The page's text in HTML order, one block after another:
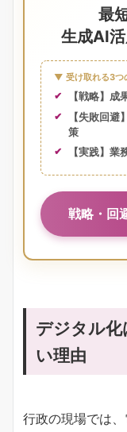
最
生成AI活
▼ 受け取れる3つ
【戦略】
【失敗回
策
【実践】
戦略・回
デジタル
い理由
行政の現場では